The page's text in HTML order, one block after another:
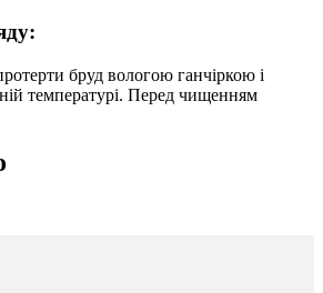
бруд вологою ганчіркою і
температурі. Перед чищенням